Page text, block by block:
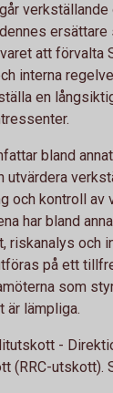
att förvalta
interna
en
bland
utvärdera
och kontroll av
har bland
riskanalys och
på ett
som
är lämpliga.
-
(RRC-utskott).